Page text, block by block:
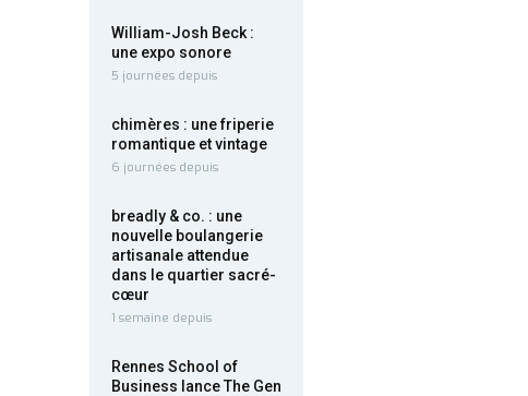
William-Josh Beck :
une expo sonore
5 journées depuis
chimères : une friperie
romantique et vintage
6 journées depuis
breadly & co. : une
nouvelle boulangerie
artisanale attendue
dans le quartier sacré-
cœur
1 semaine depuis
Rennes School of
Business lance The Gen